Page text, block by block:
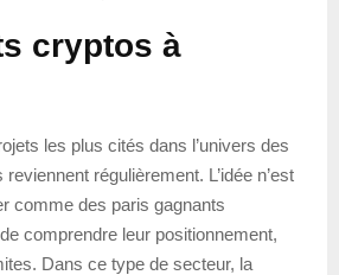
cryptos à
les plus cités dans l’univers des
régulièrement. L’idée n’est
comme des paris gagnants
comprendre leur positionnement,
Dans ce type de secteur, la